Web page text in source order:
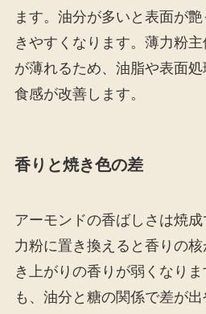
ます。油分が多いと表面が
きやすくなります。薄力粉
が薄れるため、油脂や表面
食感が改善します。
香りと焼き色の差
アーモンドの香ばしさは焼
力粉に置き換えると香りの
き上がりの香りが弱くなり
も、油分と糖の関係で差が